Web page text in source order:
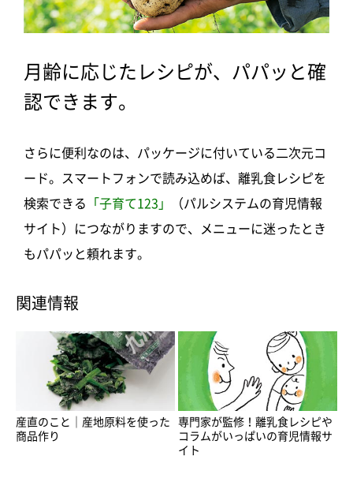
月齢に応じたレシピが、パパッと確
認できます。
さらに便利なのは、パッケージに付いている二次元コ
ード。スマートフォンで読み込めば、離乳食レシピを
検索できる
「子育て123」
（パルシステムの育児情報
サイト）につながりますので、メニューに迷ったとき
もパパッと頼れます。
関連情報
産直のこと｜産地原料を使った
商品作り
専門家が監修！離乳食レシピや
コラムがいっぱいの育児情報サ
イト